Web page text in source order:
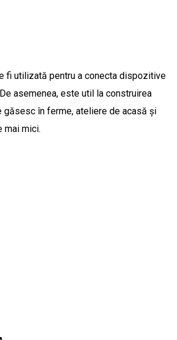
fi utilizată pentru a conecta dispozitive
asemenea, este util la construirea
găsesc în ferme, ateliere de acasă și
mai mici.